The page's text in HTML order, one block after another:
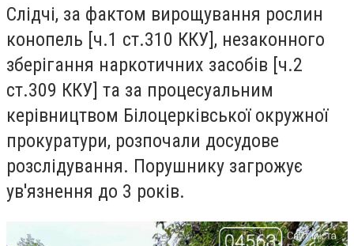
Слідчі, за фактом вирощування рослин
конопель [ч.1 ст.310 ККУ], незаконного
зберігання наркотичних засобів [ч.2
ст.309 ККУ] та за процесуальним
керівництвом Білоцерківської окружної
прокуратури, розпочали досудове
розслідування. Порушнику загрожує
ув'язнення до 3 років.